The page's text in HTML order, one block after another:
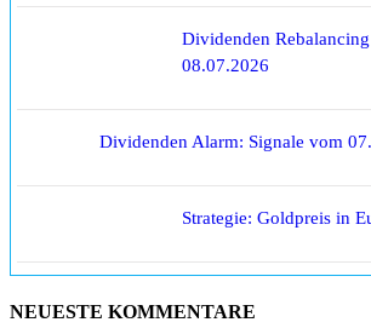
Dividenden
08.07.2026
Dividenden Alarm: Signale vom
Strategie: Goldpreis in
NEUESTE KOMMENTARE